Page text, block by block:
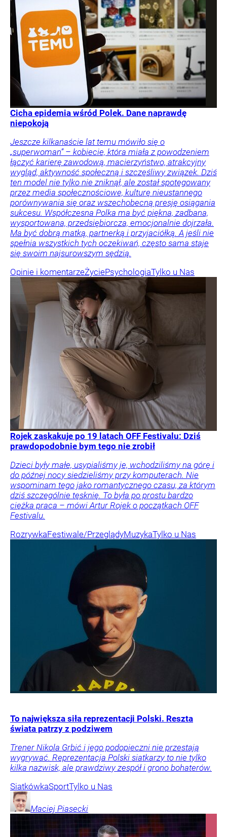
Cicha epidemia wśród Polek. Dane naprawdę
niepokoją
Jeszcze kilkanaście lat temu mówiło się o
„superwoman” – kobiecie, która miała z powodzeniem
łączyć karierę zawodową, macierzyństwo, atrakcyjny
wygląd, aktywność społeczną i szczęśliwy związek. Dziś
ten model nie tylko nie zniknął, ale został spotęgowany
przez media społecznościowe, kulturę nieustannego
porównywania się oraz wszechobecną presję osiągania
sukcesu. Współczesna Polka ma być piękna, zadbana,
wysportowana, przedsiębiorcza, emocjonalnie dojrzała.
Ma być dobrą matką, partnerką i przyjaciółką. A jeśli nie
spełnia wszystkich tych oczekiwań, często sama staje
się swoim najsurowszym sędzią.
Opinie i komentarzeŻyciePsychologiaTylko u Nas
Rojek zaskakuje po 19 latach OFF Festivalu: Dziś
prawdopodobnie bym tego nie zrobił
Dzieci były małe, usypialiśmy je, wchodziliśmy na górę i
do późnej nocy siedzieliśmy przy komputerach. Nie
wspominam tego jako romantycznego czasu, za którym
dziś szczególnie tęsknię. To była po prostu bardzo
ciężka praca – mówi Artur Rojek o początkach OFF
Festivalu.
RozrywkaFestiwale/PrzeglądyMuzykaTylko u Nas
To największa siła reprezentacji Polski. Reszta
świata patrzy z podziwem
Trener Nikola Grbić i jego podopieczni nie przestają
wygrywać. Reprezentacja Polski siatkarzy to nie tylko
kilka nazwisk, ale prawdziwy zespół i grono bohaterów.
SiatkówkaSportTylko u Nas
Maciej Piasecki